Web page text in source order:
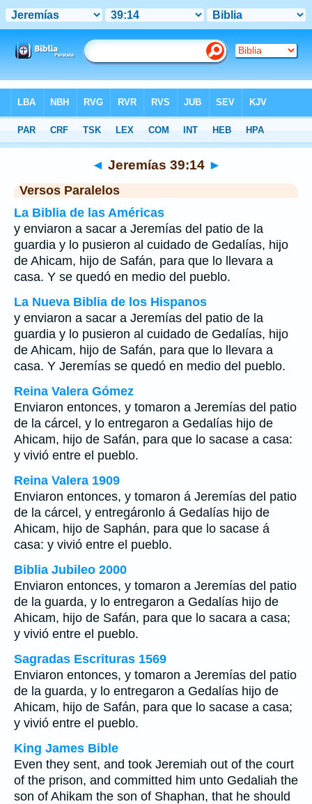
>Jeremías Capítulo 39 > Verso 14
◄ Jeremías 39:14 ►
Versos Paralelos
La Biblia de las Américas
y enviaron a sacar a Jeremías del patio de la
guardia y lo pusieron al cuidado de Gedalías, hijo
de Ahicam, hijo de Safán, para que lo llevara a
casa. Y se quedó en medio del pueblo.
La Nueva Biblia de los Hispanos
y enviaron a sacar a Jeremías del patio de la
guardia y lo pusieron al cuidado de Gedalías, hijo
de Ahicam, hijo de Safán, para que lo llevara a
casa. Y Jeremías se quedó en medio del pueblo.
Reina Valera Gómez
Enviaron entonces, y tomaron a Jeremías del patio
de la cárcel, y lo entregaron a Gedalías hijo de
Ahicam, hijo de Safán, para que lo sacase a casa:
y vivió entre el pueblo.
Reina Valera 1909
Enviaron entonces, y tomaron á Jeremías del patio
de la cárcel, y entregáronlo á Gedalías hijo de
Ahicam, hijo de Saphán, para que lo sacase á
casa: y vivió entre el pueblo.
Biblia Jubileo 2000
Enviaron entonces, y tomaron a Jeremías del patio
de la guarda, y lo entregaron a Gedalías hijo de
Ahicam, hijo de Safán, para que lo sacara a casa;
y vivió entre el pueblo.
Sagradas Escrituras 1569
Enviaron entonces, y tomaron a Jeremías del patio
de la guarda, y lo entregaron a Gedalías hijo de
Ahicam, hijo de Safán, para que lo sacase a casa;
y vivió entre el pueblo.
King James Bible
Even they sent, and took Jeremiah out of the court
of the prison, and committed him unto Gedaliah the
son of Ahikam the son of Shaphan, that he should